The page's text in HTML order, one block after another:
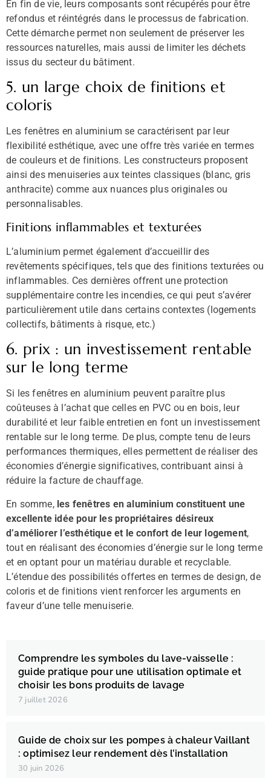
En fin de vie, leurs composants sont récupérés pour être
refondus et réintégrés dans le processus de fabrication.
Cette démarche permet non seulement de préserver les
ressources naturelles, mais aussi de limiter les déchets
issus du secteur du bâtiment.
5. un large choix de finitions et
coloris
Les fenêtres en aluminium se caractérisent par leur
flexibilité esthétique, avec une offre très variée en termes
de couleurs et de finitions. Les constructeurs proposent
ainsi des menuiseries aux teintes classiques (blanc, gris
anthracite) comme aux nuances plus originales ou
personnalisables.
Finitions inflammables et texturées
L’aluminium permet également d’accueillir des
revêtements spécifiques, tels que des finitions texturées ou
inflammables. Ces dernières offrent une protection
supplémentaire contre les incendies, ce qui peut s’avérer
particulièrement utile dans certains contextes (logements
collectifs, bâtiments à risque, etc.)
6. prix : un investissement rentable
sur le long terme
Si les fenêtres en aluminium peuvent paraître plus
coûteuses à l’achat que celles en PVC ou en bois, leur
durabilité et leur faible entretien en font un investissement
rentable sur le long terme. De plus, compte tenu de leurs
performances thermiques, elles permettent de réaliser des
économies d’énergie significatives, contribuant ainsi à
réduire la facture de chauffage.
En somme, les fenêtres en aluminium constituent une
excellente idée pour les propriétaires désireux
d’améliorer l’esthétique et le confort de leur logement,
tout en réalisant des économies d’énergie sur le long terme
et en optant pour un matériau durable et recyclable.
L’étendue des possibilités offertes en termes de design, de
coloris et de finitions vient renforcer les arguments en
faveur d’une telle menuiserie.
Comprendre les symboles du lave-vaisselle :
guide pratique pour une utilisation optimale et
choisir les bons produits de lavage
7 juillet 2026
Guide de choix sur les pompes à chaleur Vaillant
: optimisez leur rendement dès l’installation
30 juin 2026